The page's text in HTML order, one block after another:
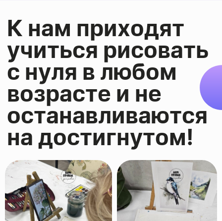
Наша художественная школа
имеетобразовательную
лицензию
У нас преподаюттолько
профессиональные
преподаватели с высшим
опытом работы